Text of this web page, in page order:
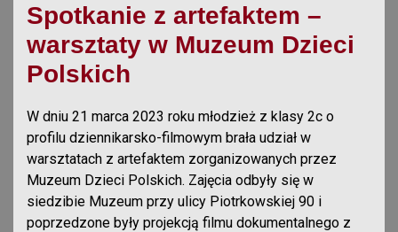
Spotkanie z artefaktem –
warsztaty w Muzeum Dzieci
Polskich
W dniu 21 marca 2023 roku młodzież z klasy 2c o
profilu dziennikarsko-filmowym brała udział w
warsztatach z artefaktem zorganizowanych przez
Muzeum Dzieci Polskich. Zajęcia odbyły się w
siedzibie Muzeum przy ulicy Piotrkowskiej 90 i
poprzedzone były projekcją filmu dokumentalnego z